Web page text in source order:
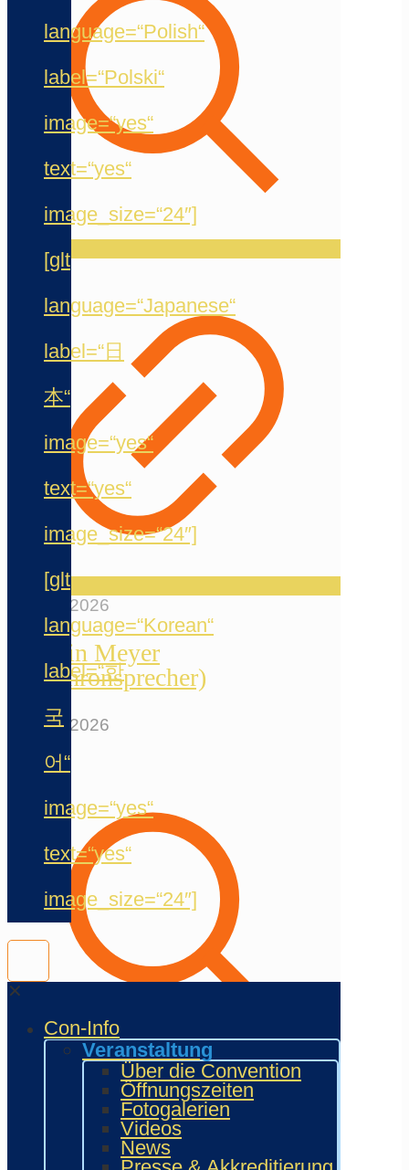
language=“Polish“
label=“Polski“
image=“yes“
text=“yes“
image_size=“24″]
[glt
language=“Japanese“
label=“日
本“
image=“yes“
text=“yes“
image_size=“24″]
[glt
language=“Korean“
label=“한
국
어“
image=“yes“
text=“yes“
image_size=“24″]
✕
Con-Info
Veranstaltung
Über die Convention
Öffnungszeiten
Fotogalerien
Videos
News
20. Mai 2026
Jermain Meyer
(Synchronsprecher)
12. Mai 2026